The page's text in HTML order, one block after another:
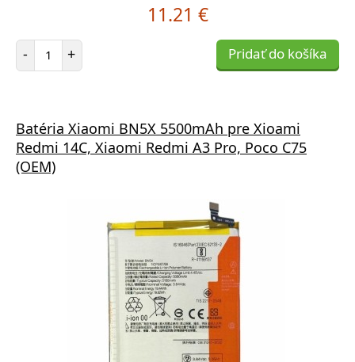
11.21 €
- Počet položiek
+ Pridať do košíka
Batéria Xiaomi BN5X 5500mAh pre Xioami
Redmi 14C, Xiaomi Redmi A3 Pro, Poco C75
(OEM)